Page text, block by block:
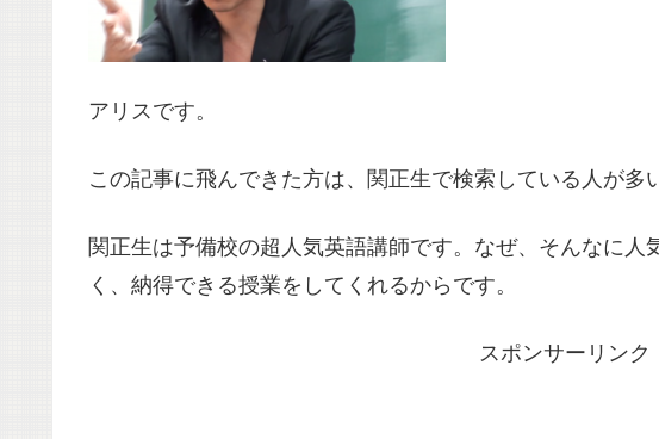
アリスです。
この記事に飛んできた方は、関正生で検索している人が多
関正生は予備校の超人気英語講師です。なぜ、そんなに
く、納得できる授業をしてくれるからです。
スポンサーリンク